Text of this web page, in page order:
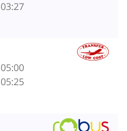
03:27
05:00
05:25